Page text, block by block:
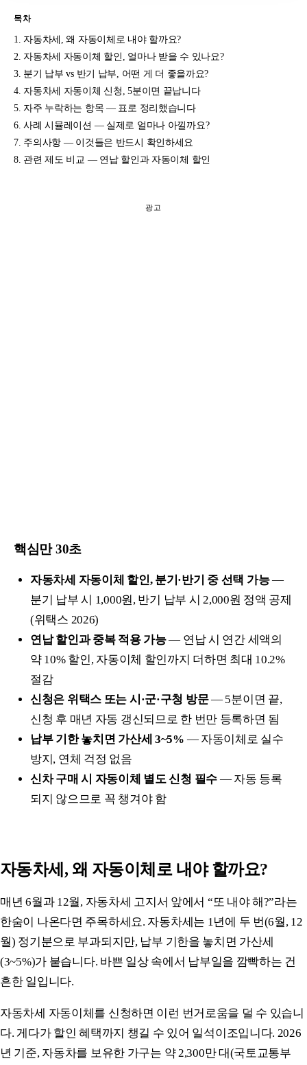
목차
자동차세, 왜 자동이체로 내야 할까요?
자동차세 자동이체 할인, 얼마나 받을 수 있나요?
분기 납부 vs 반기 납부, 어떤 게 더 좋을까요?
자동차세 자동이체 신청, 5분이면 끝납니다
자주 누락하는 항목 — 표로 정리했습니다
사례 시뮬레이션 — 실제로 얼마나 아낄까요?
주의사항 — 이것들은 반드시 확인하세요
관련 제도 비교 — 연납 할인과 자동이체 할인
광고
핵심만 30초
자동차세 자동이체 할인, 분기·반기 중 선택 가능—
분기 납부 시 1,000원, 반기 납부 시 2,000원 정액 공제
(위택스 2026)
연납 할인과 중복 적용 가능— 연납 시 연간 세액의
약 10% 할인, 자동이체 할인까지 더하면 최대 10.2%
절감
신청은 위택스 또는 시·군·구청 방문— 5분이면 끝,
신청 후 매년 자동 갱신되므로 한 번만 등록하면 됨
납부 기한 놓치면 가산세 3~5% — 자동이체로 실수
방지, 연체 걱정 없음
신차 구매 시 자동이체 별도 신청 필수— 자동 등록
되지 않으므로 꼭 챙겨야 함
자동차세, 왜 자동이체로 내야 할까요?
매년 6월과 12월, 자동차세 고지서 앞에서 “또 내야 해?”라는
한숨이 나온다면 주목하세요. 자동차세는 1년에 두 번(6월, 12
월) 정기분으로 부과되지만, 납부 기한을 놓치면 가산세
(3~5%)가 붙습니다. 바쁜 일상 속에서 납부일을 깜빡하는 건
흔한 일입니다.
자동차세 자동이체를 신청하면 이런 번거로움을 덜 수 있습니
다. 게다가 할인 혜택까지 챙길 수 있어 일석이조입니다. 2026
년 기준, 자동차를 보유한 가구는 약 2,300만 대(국토교통부